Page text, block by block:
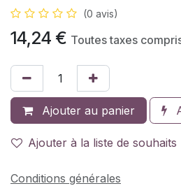
(0 avis)
14,24 € Toutes taxes
Ajouter au panier
Ajouter à la liste de souhaits
Conditions générales